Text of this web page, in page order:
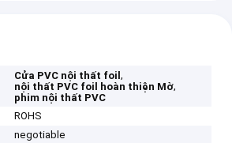
Cửa PVC nội thất foil,
nội thất PVC foil hoàn thiện Mờ,
phim nội thất PVC
ROHS
negotiable